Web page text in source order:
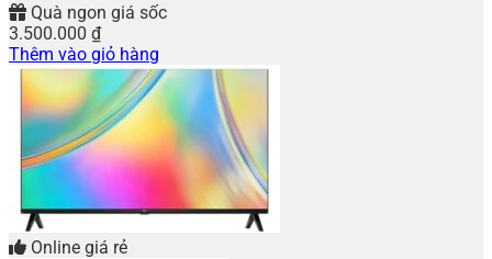
Quà ngon giá sốc
3.500.000 ₫
Thêm vào giỏ hàng
Online giá rẻ